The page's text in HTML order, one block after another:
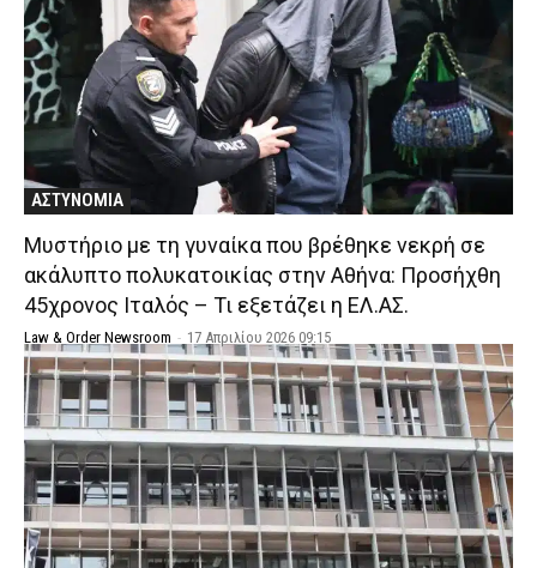
ΑΣΤΥΝΟΜΙΑ
Μυστήριο με τη γυναίκα που βρέθηκε νεκρή σε
ακάλυπτο πολυκατοικίας στην Αθήνα: Προσήχθη
45χρονος Ιταλός – Τι εξετάζει η ΕΛ.ΑΣ.
Law & Order Newsroom - 17 Απριλίου 2026 09:15